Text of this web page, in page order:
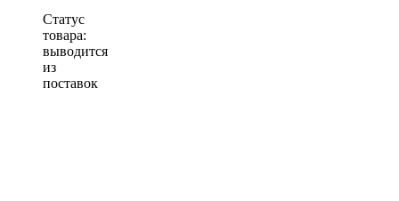
Статус
товара:
выводится
из
поставок